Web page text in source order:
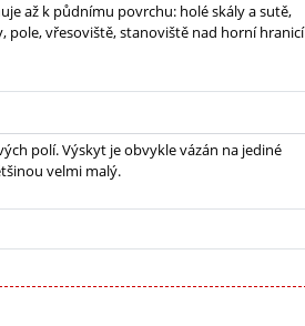
až k půdnímu povrchu: holé skály a sutě,
pole, vřesoviště, stanoviště nad horní hranicí
polí. Výskyt je obvykle vázán na jediné
velmi malý.